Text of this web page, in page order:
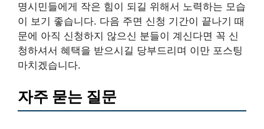
명시민들에게 작은 힘이 되길 위해서 노력하는 모습
이 보기 좋습니다. 다음 주면 신청 기간이 끝나기 때
문에 아직 신청하지 않으신 분들이 계신다면 꼭 신
청하셔서 혜택을 받으시길 당부드리며 이만 포스팅
마치겠습니다.
자주 묻는 질문